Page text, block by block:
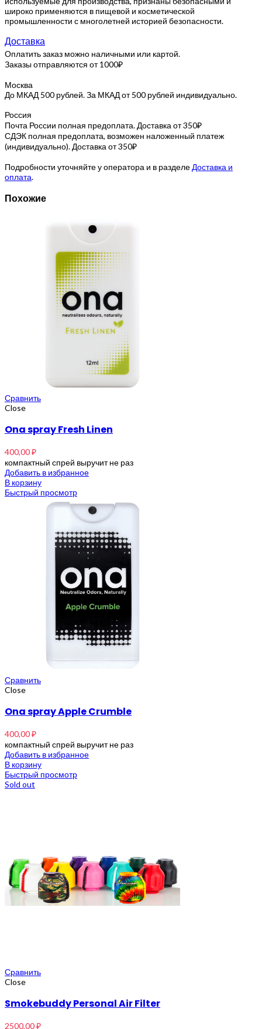
широко применяются в пищевой и косметической
промышленности с многолетней историей безопасности.
Доставка
Оплатить заказ можно наличными или картой.
Заказы отправляются от 1000₽
Москва
До МКАД 500 рублей. За МКАД от 500 рублей индивидуально.
Россия
Почта России полная предоплата. Доставка от 350₽
СДЭК полная предоплата, возможен наложенный платеж
(индивидуально). Доставка от 350₽
Подробности уточняйте у оператора и в разделе Доставка и
оплата.
Похожие
Сравнить
Close
Ona spray Fresh Linen
400,00₽
компактный спрей выручит не раз
Добавить в избранное
В корзину
Быстрый просмотр
Сравнить
Close
Ona spray Apple Crumble
400,00₽
компактный спрей выручит не раз
Добавить в избранное
В корзину
Быстрый просмотр
Sold out
Сравнить
Close
Smokebuddy Personal Air Filter
2500,00₽